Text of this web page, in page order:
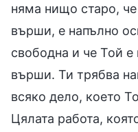
няма нищо старо, че
върши, е напълно
свободна и че Той е
върши. Ти трябва
всяко дело, което
Цялата работа,